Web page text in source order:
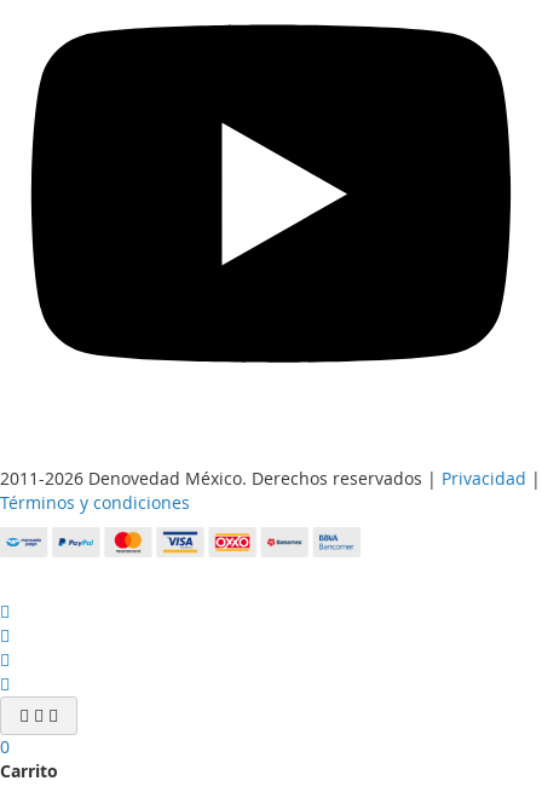
2011-2026 Denovedad México. Derechos reservados | Privacidad |
Términos y condiciones
0
Carrito